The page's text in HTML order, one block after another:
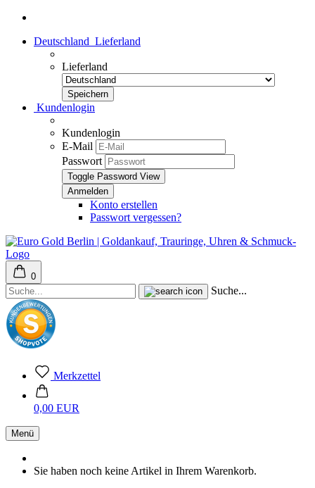
Deutschland Lieferland
Lieferland
Kundenlogin
Kundenlogin
E-Mail
Passwort
Toggle Password View
Konto erstellen
Passwort vergessen?
0
Suche...
Merkzettel
0,00 EUR
Menü
Sie haben noch keine Artikel in Ihrem Warenkorb.